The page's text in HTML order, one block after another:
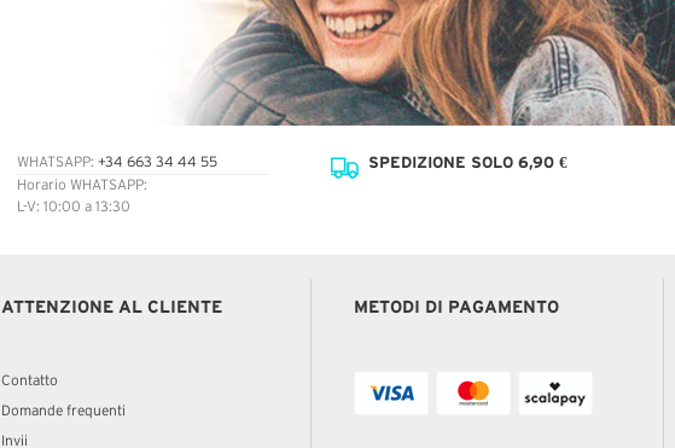
WHATSAPP: +34 663 34 44 55
Horario WHATSAPP:
L-V: 10:00 a 13:30
SPEDIZIONE SOLO 6,90 €
ATTENZIONE AL CLIENTE
Contatto
Domande frequenti
Invii
METODI DI PAGAMENTO